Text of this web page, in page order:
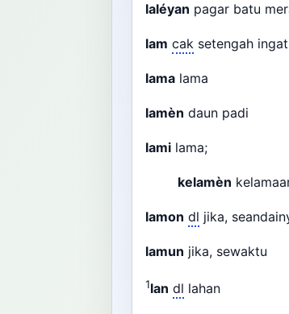
laléyan pagar batu
lam cak setengah ingat
lama lama
lamèn daun padi
lami lama;
kelamèn
lamon dl jika,
lamun jika, sewaktu
1lan dl lahan